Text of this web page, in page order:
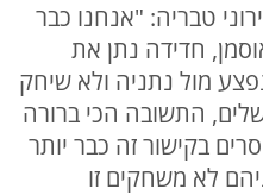
טבריה: "אנחנו כבר
חדידה נתן את
מול נתניה ולא שיחק
התשובה הכי ברורה
בקישור זה כבר יותר
לא משחקים זו